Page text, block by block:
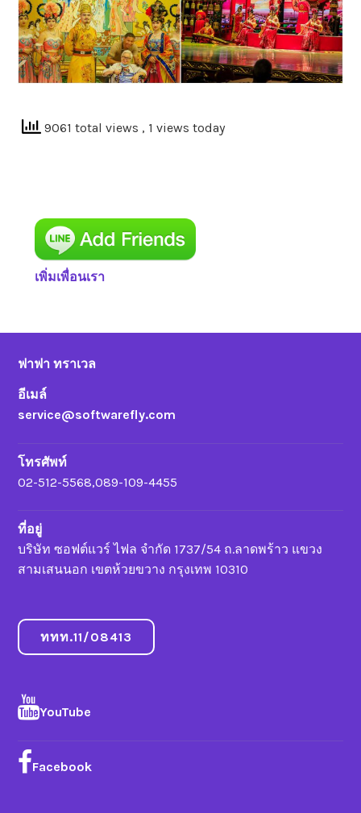
9061 total views , 1 views today
เพิ่มเพื่อนเรา
ฟาฟา ทราเวล
อีเมล์
service@softwarefly.com
โทรศัพท์
02-512-5568,089-109-4455
ที่อยู่
บริษัท ซอฟต์แวร์ ไฟล จำกัด 1737/54 ถ.ลาดพร้าว แขวง
สามเสนนอก เขตห้วยขวาง กรุงเทพ 10310
ททท.11/08413
YouTube
Facebook